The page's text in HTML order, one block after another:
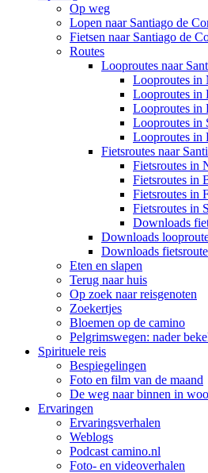
Op weg
Lopen naar Santiago de
Fietsen naar Santiago de
Routes
Looproutes naar
Looproutes in
Looproutes in
Looproutes in
Looproutes in
Looproutes in
Fietsroutes naar
Fietsroutes in
Fietsroutes in
Fietsroutes in
Fietsroutes in
Downloads
Downloads
Downloads
Eten en slapen
Terug naar huis
Op zoek naar reisgenoten
Zoekertjes
Bloemen op de camino
Pelgrimswegen: nader
Spirituele reis
Bespiegelingen
Foto en film van de maand
De weg naar binnen in
Ervaringen
Ervaringsverhalen
Weblogs
Podcast camino.nl
Foto- en videoverhalen